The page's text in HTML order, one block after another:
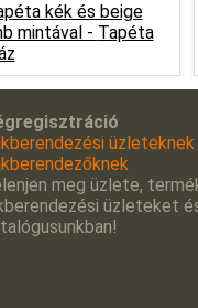
kék és beige
mintával - Tapéta
üzleteknek
meg üzlete,
üzleteket